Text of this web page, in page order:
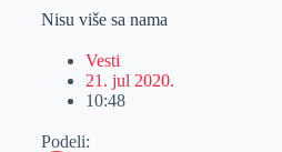
Nisu više sa nama
Vesti
21. jul 2020.
10:48
Podeli: